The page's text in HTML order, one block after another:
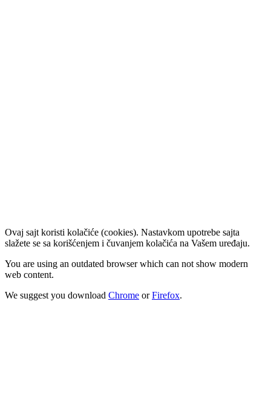
Ovaj sajt koristi kolačiće (cookies). Nastavkom upotrebe sajta
slažete se sa korišćenjem i čuvanjem kolačića na Vašem uređaju.
You are using an outdated browser which can not show modern
web content.
We suggest you download Chrome orFirefox.